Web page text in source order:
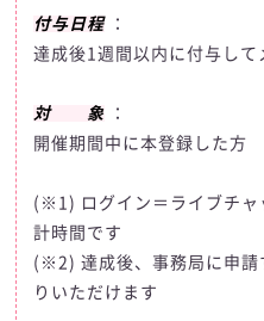
付与日程：
達成後1週間以内に付与して
対 象 ：
開催期間中に本登録した方
(※1) ログイン＝ライブチャ
計時間です
(※2) 達成後、事務局に申請
りいただけます